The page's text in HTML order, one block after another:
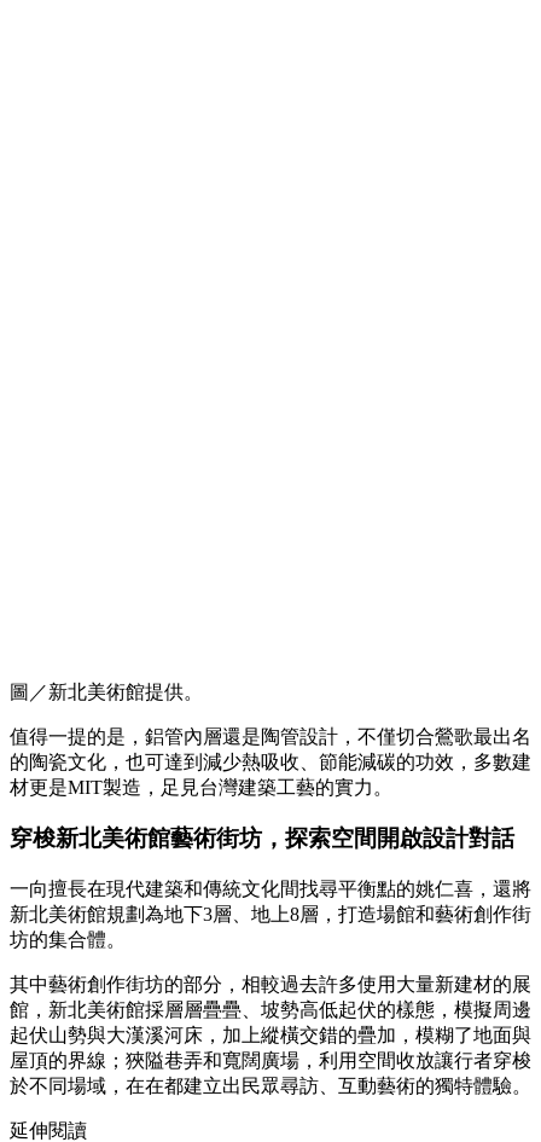
圖／新北美術館提供。
值得一提的是，鋁管內層還是陶管設計，不僅切合鶯歌最出名
的陶瓷文化，也可達到減少熱吸收、節能減碳的功效，多數建
材更是MIT製造，足見台灣建築工藝的實力。
穿梭新北美術館藝術街坊，探索空間開啟設計對話
一向擅長在現代建築和傳統文化間找尋平衡點的姚仁喜，還將
新北美術館規劃為地下3層、地上8層，打造場館和藝術創作街
坊的集合體。
其中藝術創作街坊的部分，相較過去許多使用大量新建材的展
館，新北美術館採層層疊疊、坡勢高低起伏的樣態，模擬周邊
起伏山勢與大漢溪河床，加上縱橫交錯的疊加，模糊了地面與
屋頂的界線；狹隘巷弄和寬闊廣場，利用空間收放讓行者穿梭
於不同場域，在在都建立出民眾尋訪、互動藝術的獨特體驗。
延伸閱讀